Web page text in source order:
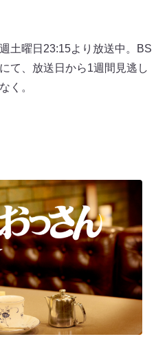
土曜日23:15より放送中。BS
て、放送日から1週間見逃し
く。